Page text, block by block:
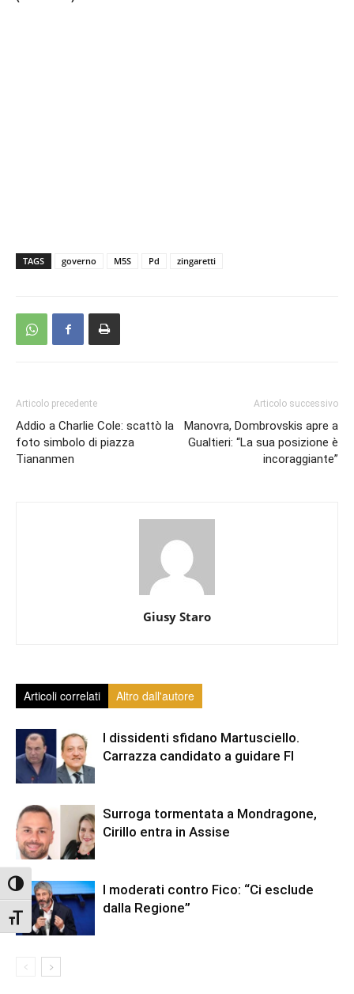
Attiva/disattiva alto contrasto
Attiva/disattiva dimensione testo
TAGS governo M5S Pd zingaretti
Articolo precedente
Addio a Charlie Cole: scattò la
foto simbolo di piazza
Tiananmen
Articolo successivo
Manovra, Dombrovskis apre a
Gualtieri: “La sua posizione è
incoraggiante”
Giusy Staro
Articoli correlati Altro dall'autore
I dissidenti sfidano Martusciello.
Carrazza candidato a guidare FI
Surroga tormentata a Mondragone,
Cirillo entra in Assise
I moderati contro Fico: “Ci esclude
dalla Regione”